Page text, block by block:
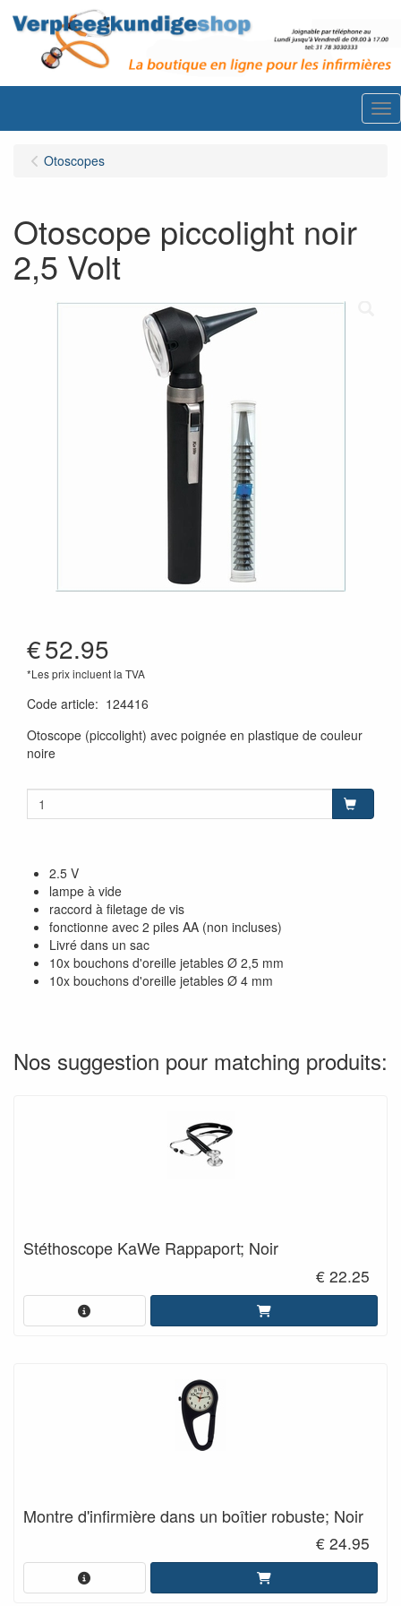
Otoscopes
Otoscope piccolight noir
2,5 Volt
€52.95
*Les prix incluent la TVA
Code article: 124416
Otoscope (piccolight) avec poignée en plastique de couleur
noire
2.5 V
lampe à vide
raccord à filetage de vis
fonctionne avec 2 piles AA (non incluses)
Livré dans un sac
10x bouchons d'oreille jetables Ø 2,5 mm
10x bouchons d'oreille jetables Ø 4 mm
Nos suggestion pour matching produits:
Stéthoscope KaWe Rappaport; Noir
€ 22.25
Montre d'infirmière dans un boîtier robuste; Noir
€ 24.95